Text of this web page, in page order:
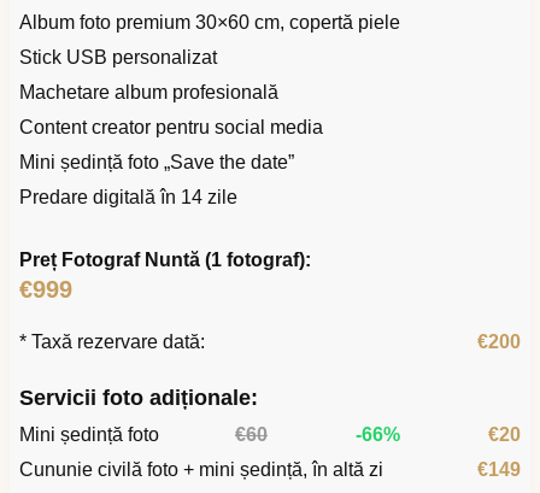
Album foto premium 30×60 cm, copertă piele
Stick USB personalizat
Machetare album profesională
Content creator pentru social media
Mini ședință foto „Save the date”
Predare digitală în 14 zile
Preț Fotograf Nuntă (1 fotograf):
€999
* Taxă rezervare dată: €200
Servicii foto adiționale:
Mini ședință foto €60 -66%
€20
Cununie civilă foto + mini ședință, în altă zi
€149